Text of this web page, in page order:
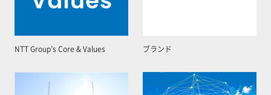
NTT Group’s Core & Values ブランド